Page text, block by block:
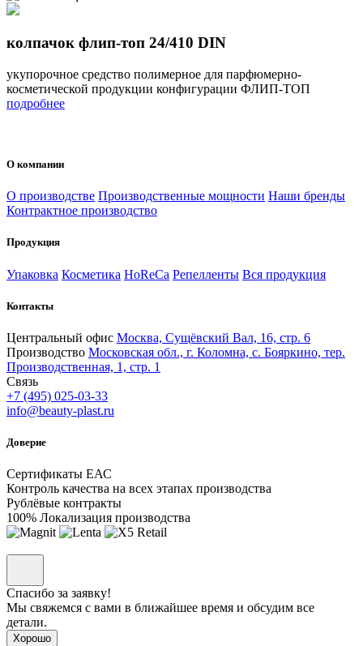
колпачок флип-топ 24/410 DIN
укупорочное средство полимерное для парфюмерно-
косметической продукции конфигурации ФЛИП-ТОП
подробнее
О компании
О производстве Производственные мощности Наши бренды
Контрактное производство
Продукция
Упаковка Косметика HoReCa Репелленты Вся продукция
Контакты
Центральный офис Москва, Сущёвский Вал, 16, стр. 6
Производство Московская обл., г. Коломна, с. Бояркино, тер.
Производственная, 1, стр. 1
Связь
+7 (495) 025-03-33
info@beauty-plast.ru
Доверие
Сертификаты ЕАС
Контроль качества на всех этапах производства
Рублёвые контракты
100% Локализация производства
Спасибо за заявку!
Мы свяжемся с вами в ближайшее время и обсудим все
детали.
Хорошо